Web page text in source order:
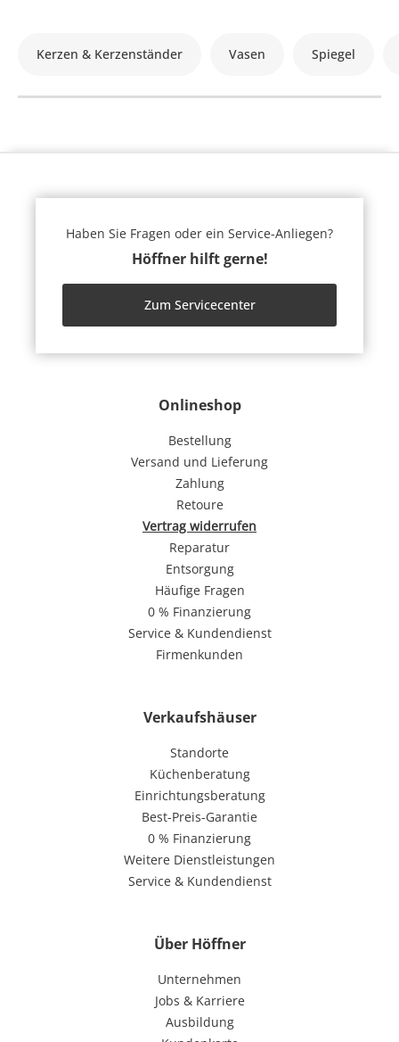
Kerzen & Kerzenständer Vasen Spiegel
Onlineshop
Bestellung
Versand und Lieferung
Zahlung
Retoure
Vertrag widerrufen
Reparatur
Entsorgung
Häufige Fragen
0 % Finanzierung
Service & Kundendienst
Firmenkunden
Verkaufshäuser
Standorte
Küchenberatung
Einrichtungsberatung
Best-Preis-Garantie
0 % Finanzierung
Weitere Dienstleistungen
Service & Kundendienst
Über Höffner
Unternehmen
Jobs & Karriere
Ausbildung
Haben Sie Fragen oder ein Service-Anliegen?
Höffner hilft gerne!
Zum Servicecenter